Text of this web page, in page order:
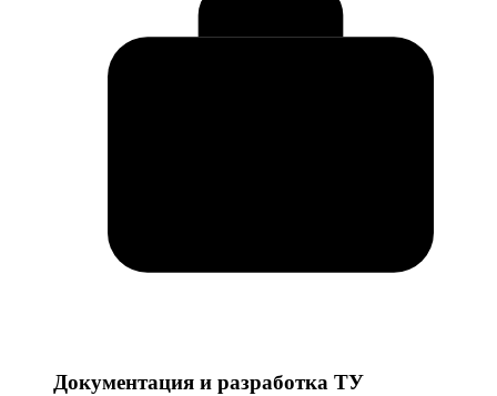
Документация и разработка ТУ